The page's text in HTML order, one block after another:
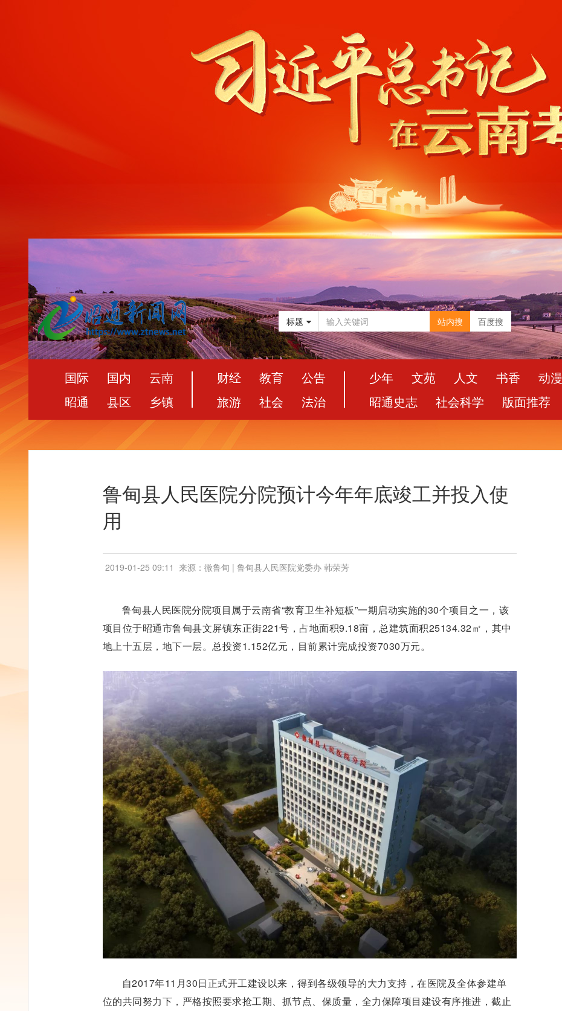
标题 站内搜 百度搜
国际 国内
云南
昭通
县区 乡镇
财经 教育
公告
旅游
社会 法治
少年 文苑 人文 书香
动漫
昭通史志
社会科学 版面推荐
鲁甸县人民医院分院预计今年年底竣工并投入使
用
2019-01-25 09:11 来源：微鲁甸 | 鲁甸县人民医院党委办 韩荣芳
鲁甸县人民医院分院项目属于云南省“教育卫生补短板”一期启动实施的30个项目之一，该
项目位于昭通市鲁甸县文屏镇东正街221号，占地面积9.18亩，总建筑面积25134.32㎡，其中
地上十五层，地下一层。总投资1.152亿元，目前累计完成投资7030万元。
自2017年11月30日正式开工建设以来，得到各级领导的大力支持，在医院及全体参建单
位的共同努力下，严格按照要求抢工期、抓节点、保质量，全力保障项目建设有序推进，截止